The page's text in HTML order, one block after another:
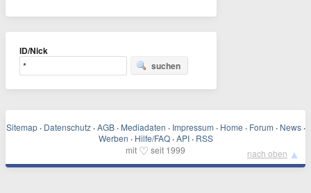
ID/Nick
suchen
Sitemap · Datenschutz · AGB · Mediadaten · Impressum · Home · Forum · News ·
Werben · Hilfe/FAQ · API · RSS
mit ♡ seit 1999 nach oben ▲